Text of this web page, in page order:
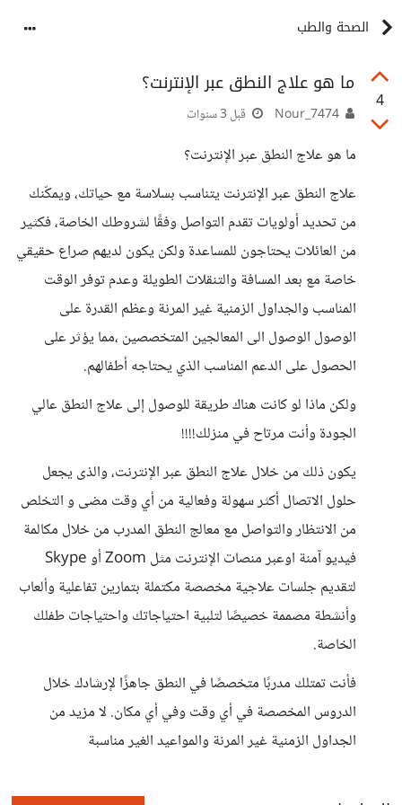
الصحة والطب
4
ما هو علاج النطق عبر الإنترنت؟
قبل 3 سنوات
ما هو علاج النطق عبر الإنترنت؟
علاج النطق عبر الإنترنت يتناسب بسلاسة مع حياتك، ويمكّنك
من تحديد أولويات تقدم التواصل وفقًا لشروطك الخاصة، فكثير
من العائلات يحتاجون للمساعدة ولكن يكون لديهم صراع حقيقي
خاصة مع بعد المسافة والتنقلات الطويلة وعدم توفر الوقت
المناسب والجداول الزمنية غير المرنة وعظم القدرة على
الوصول الوصول الى المعالجين المتخصصين ،مما يؤثر على
الحصول على الدعم المناسب الذي يحتاجه أطفالهم.
ولكن ماذا لو كانت هناك طريقة للوصول إلى علاج النطق عالي
الجودة وأنت مرتاح في منزلك!!!!
يكون ذلك من خلال علاج النطق عبر الإنترنت، والذى يجعل
حلول الاتصال أكثر سهولة وفعالية من أي وقت مضى و التخلص
من الانتظار والتواصل مع معالج النطق المدرب من خلال مكالمة
فيديو آمنة اوعبر منصات الإنترنت مثل Zoom أو Skype
لتقديم جلسات علاجية مخصصة مكتملة بتمارين تفاعلية وألعاب
وأنشطة مصممة خصيصًا لتلبية احتياجاتك واحتياجات طفلك
الخاصة.
فأنت تمتلك مدربًا متخصصًا في النطق جاهزًا لإرشادك خلال
الدروس المخصصة في أي وقت وفي أي مكان. لا مزيد من
الجداول الزمنية غير المرنة والمواعيد الغير مناسبة